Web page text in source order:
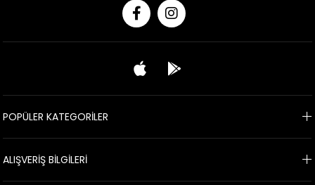
POPÜLER KATEGORİLER
ALIŞVERİŞ BİLGİLERİ